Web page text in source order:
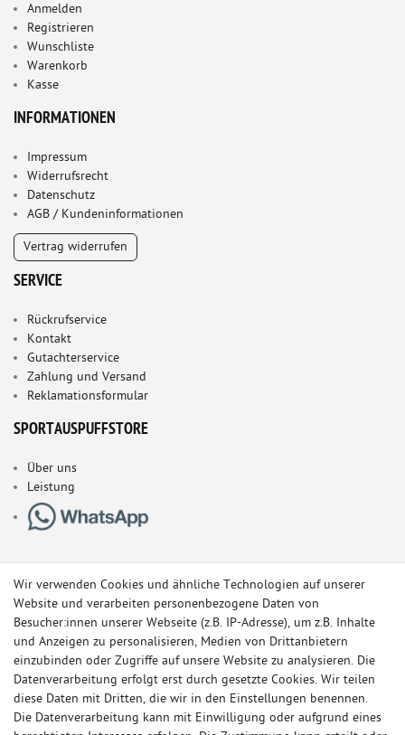
Anmelden
Registrieren
Wunschliste
Warenkorb
Kasse
INFORMATIONEN
Impressum
Widerrufsrecht
Datenschutz
AGB / Kundeninformationen
Vertrag widerrufen
SERVICE
Rückrufservice
Kontakt
Gutachterservice
Zahlung und Versand
Reklamationsformular
SPORTAUSPUFFSTORE
Über uns
Leistung
Wir verwenden Cookies und ähnliche Technologien auf unserer
Website und verarbeiten personenbezogene Daten von
Besucher:innen unserer Webseite (z.B. IP-Adresse), um z.B. Inhalte
und Anzeigen zu personalisieren, Medien von Drittanbietern
einzubinden oder Zugriffe auf unsere Website zu analysieren. Die
Datenverarbeitung erfolgt erst durch gesetzte Cookies. Wir teilen
diese Daten mit Dritten, die wir in den Einstellungen benennen.
Die Datenverarbeitung kann mit Einwilligung oder aufgrund eines